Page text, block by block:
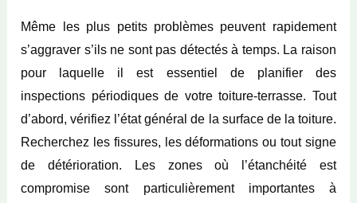
Même les plus petits problèmes peuvent rapidement
s’aggraver s’ils ne sont pas détectés à temps. La raison
pour laquelle il est essentiel de planifier des
inspections périodiques de votre toiture-terrasse. Tout
d’abord, vérifiez l’état général de la surface de la toiture.
Recherchez les fissures, les déformations ou tout signe
de détérioration. Les zones où l’étanchéité est
compromise sont particulièrement importantes à